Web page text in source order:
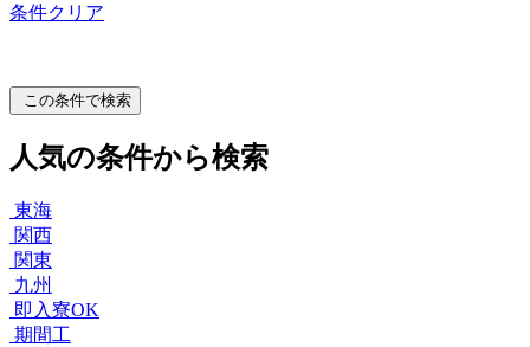
条件クリア
この条件で検索
人気の条件から検索
東海
関西
関東
九州
即入寮OK
期間工